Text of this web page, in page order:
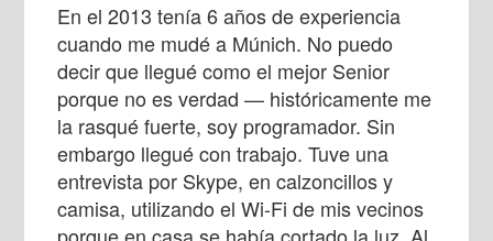
En el 2013 tenía 6 años de experiencia
cuando me mudé a Múnich. No puedo
decir que llegué como el mejor Senior
porque no es verdad — históricamente me
la rasqué fuerte, soy programador. Sin
embargo llegué con trabajo. Tuve una
entrevista por Skype, en calzoncillos y
camisa, utilizando el Wi-Fi de mis vecinos